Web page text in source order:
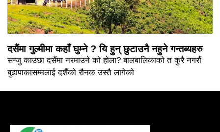
दसैंमा गुल्मीमा कहाँ घुम्ने ? यि हुन् छुटाउनै नहुने गन्तब्यहरु
सन्जु काउछा दसैंमा नरमाउने को होला? बालबालिकाको त कुरै नगरौं
बुढापाकासम्मलाई दशैँको रौनक उस्तै लागेको